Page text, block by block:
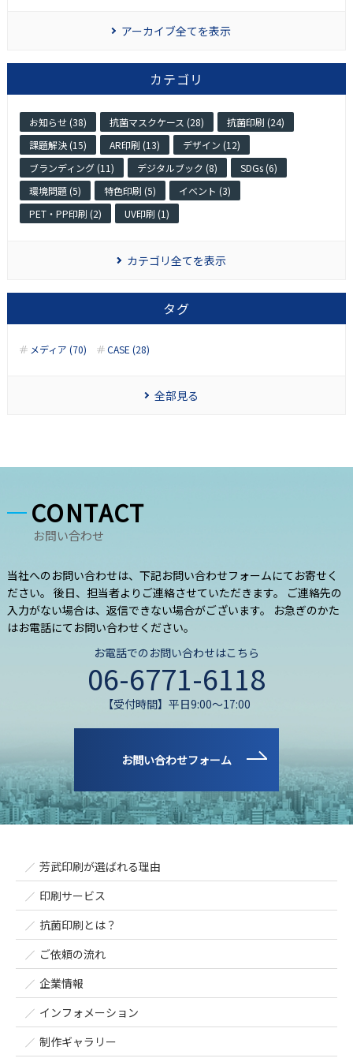
アーカイブ全てを表示
カテゴリ
お知らせ (38) 抗菌マスクケース (28)
抗菌印刷 (24)
課題解決 (15)
AR印刷 (13)
デザイン (12)
ブランディング (11)
デジタルブック (8)
SDGs (6)
環境問題 (5)
特色印刷 (5)
イベント (3)
PET・PP印刷 (2)
UV印刷 (1)
カテゴリ全てを表示
タグ
メディア (70) CASE (28)
全部見る
CONTACT
お問い合わせ
当社へのお問い合わせは、下記お問い合わせフォームにてお寄せく
ださい。 後日、担当者よりご連絡させていただきます。 ご連絡先の
入力がない場合は、返信できない場合がございます。 お急ぎのかた
はお電話にてお問い合わせください。
お電話でのお問い合わせはこちら
06-6771-6118
【受付時間】平日9:00～17:00
お問い合わせフォーム
芳武印刷が選ばれる理由
印刷サービス
抗菌印刷とは？
ご依頼の流れ
企業情報
インフォメーション
制作ギャラリー